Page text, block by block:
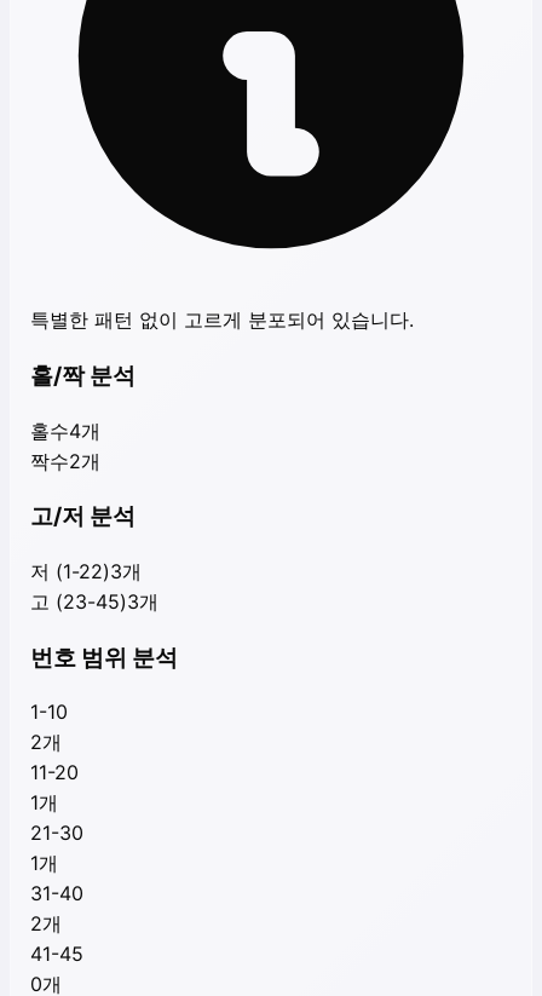
특별한 패턴 없이 고르게 분포되어 있습니다.
홀/짝 분석
홀수4개
짝수2개
고/저 분석
저 (1-22)3개
고 (23-45)3개
번호 범위 분석
1-10
2개
11-20
1개
21-30
1개
31-40
2개
41-45
0개